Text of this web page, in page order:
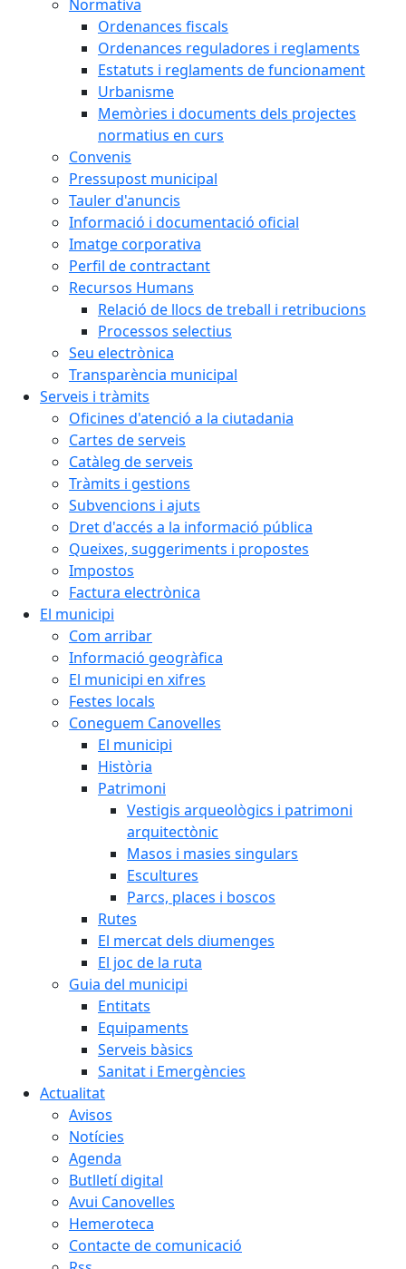
Normativa
Ordenances fiscals
Ordenances reguladores i reglaments
Estatuts i reglaments de funcionament
Urbanisme
Memòries i documents dels projectes
normatius en curs
Convenis
Pressupost municipal
Tauler d'anuncis
Informació i documentació oficial
Imatge corporativa
Perfil de contractant
Recursos Humans
Relació de llocs de treball i retribucions
Processos selectius
Seu electrònica
Transparència municipal
Serveis i tràmits
Oficines d'atenció a la ciutadania
Cartes de serveis
Catàleg de serveis
Tràmits i gestions
Subvencions i ajuts
Dret d'accés a la informació pública
Queixes, suggeriments i propostes
Impostos
Factura electrònica
El municipi
Com arribar
Informació geogràfica
El municipi en xifres
Festes locals
Coneguem Canovelles
El municipi
Història
Patrimoni
Vestigis arqueològics i patrimoni
arquitectònic
Masos i masies singulars
Escultures
Parcs, places i boscos
Rutes
El mercat dels diumenges
El joc de la ruta
Guia del municipi
Entitats
Equipaments
Serveis bàsics
Sanitat i Emergències
Actualitat
Avisos
Notícies
Agenda
Butlletí digital
Avui Canovelles
Hemeroteca
Contacte de comunicació